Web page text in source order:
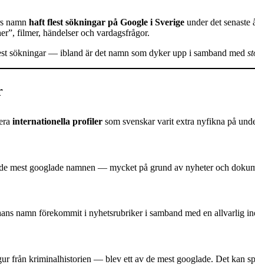
namn haft flest sökningar på Google i Sverige under det
filmer, händelser och vardagsfrågor.
sökningar — ibland är det namn som dyker upp i samband med
internationella profiler som svenskar varit extra nyfikna på
mest googlade namnen — mycket på grund av nyheter och
namn förekommit i nyhetsrubriker i samband med en allvarlig
från kriminalhistorien — blev ett av de mest googlade. Det kan